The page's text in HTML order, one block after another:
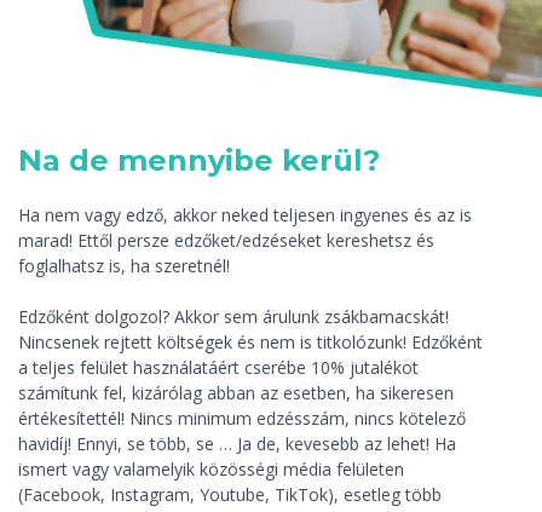
Na de mennyibe kerül?
Ha nem vagy edző, akkor neked teljesen ingyenes és az is
marad! Ettől persze edzőket/edzéseket kereshetsz és
foglalhatsz is, ha szeretnél!
Edzőként dolgozol? Akkor sem árulunk zsákbamacskát!
Nincsenek rejtett költségek és nem is titkolózunk! Edzőként
a teljes felület használatáért cserébe 10% jutalékot
számítunk fel, kizárólag abban az esetben, ha sikeresen
értékesítettél! Nincs minimum edzésszám, nincs kötelező
havidíj! Ennyi, se több, se … Ja de, kevesebb az lehet! Ha
ismert vagy valamelyik közösségi média felületen
(Facebook, Instagram, Youtube, TikTok), esetleg több